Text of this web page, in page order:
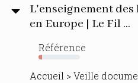
L'enseignement
en Europe | Le Fil ...
Référence
9%
Accueil > Veille